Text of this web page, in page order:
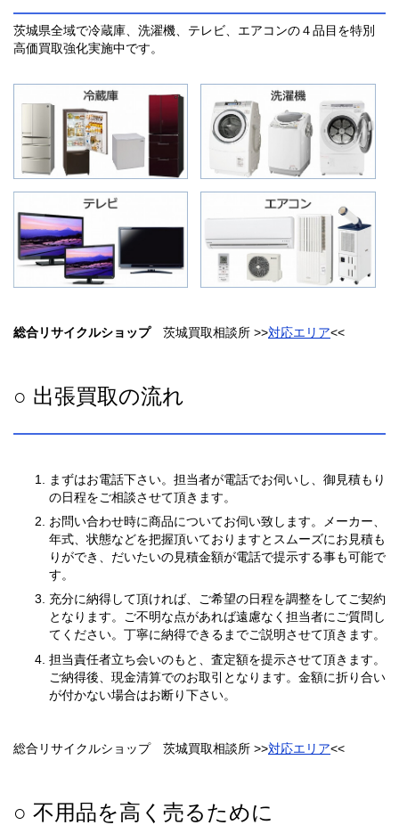
茨城県全域で冷蔵庫、洗濯機、テレビ、エアコンの４品目を特別
高価買取強化実施中です。
総合リサイクルショップ茨城買取相談所 >>対応エリア<<
○ 出張買取の流れ
まずはお電話下さい。担当者が電話でお伺いし、御見積もり
の日程をご相談させて頂きます。
お問い合わせ時に商品についてお伺い致します。メーカー、
年式、状態などを把握頂いておりますとスムーズにお見積も
りができ、だいたいの見積金額が電話で提示する事も可能で
す。
充分に納得して頂ければ、ご希望の日程を調整をしてご契約
となります。ご不明な点があれば遠慮なく担当者にご質問し
てください。丁寧に納得できるまでご説明させて頂きます。
担当責任者立ち会いのもと、査定額を提示させて頂きます。
ご納得後、現金清算でのお取引となります。金額に折り合い
が付かない場合はお断り下さい。
総合リサイクルショップ 茨城買取相談所 >>対応エリア<<
○ 不用品を高く売るために